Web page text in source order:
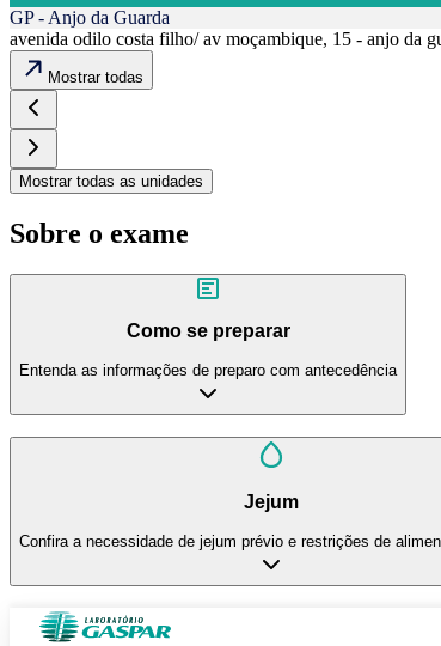
GP - Anjo da Guarda
avenida odilo costa filho/ av moçambique, 15 - anjo da
Mostrar todas
Mostrar todas as unidades
Sobre o exame
Como se preparar
Entenda as informações de preparo com antecedência
Jejum
Confira a necessidade de jejum prévio e restrições de